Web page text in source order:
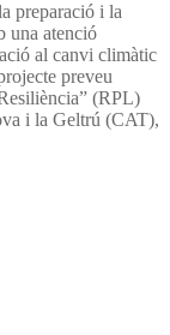
preparació i la
una atenció
al canvi climàtic
preveu
(RPL)
i la Geltrú (CAT),